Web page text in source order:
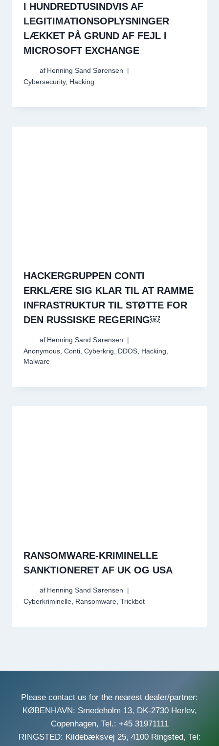
I HUNDREDTUSINDVIS AF
LEGITIMATIONSOPLYSNINGER
LÆKKET PÅ GRUND AF FEJL I
MICROSOFT EXCHANGE
af Henning Sand Sørensen
Cybersecurity, Hacking
HACKERGRUPPEN CONTI
ERKLÆRE SIG KLAR TIL AT RAMME
INFRASTRUKTUR TIL STØTTE FOR
DEN RUSSISKE REGERING￼
af Henning Sand Sørensen
Anonymous Conti Cyberkrig DDOS Hacking
Malware
RANSOMWARE-KRIMINELLE
SANKTIONERET AF UK OG USA
af Henning Sand Sørensen
Cyberkriminelle, Ransomware, Trickbot
Please contact us for the nearest dealer/partner:
KØBENHAVN: Smedeholm 13, DK-2730 Herlev,
Copenhagen, Tel.: +45 31971111
RINGSTED: Kildebæksvej 25, 4100 Ringsted, Tel: